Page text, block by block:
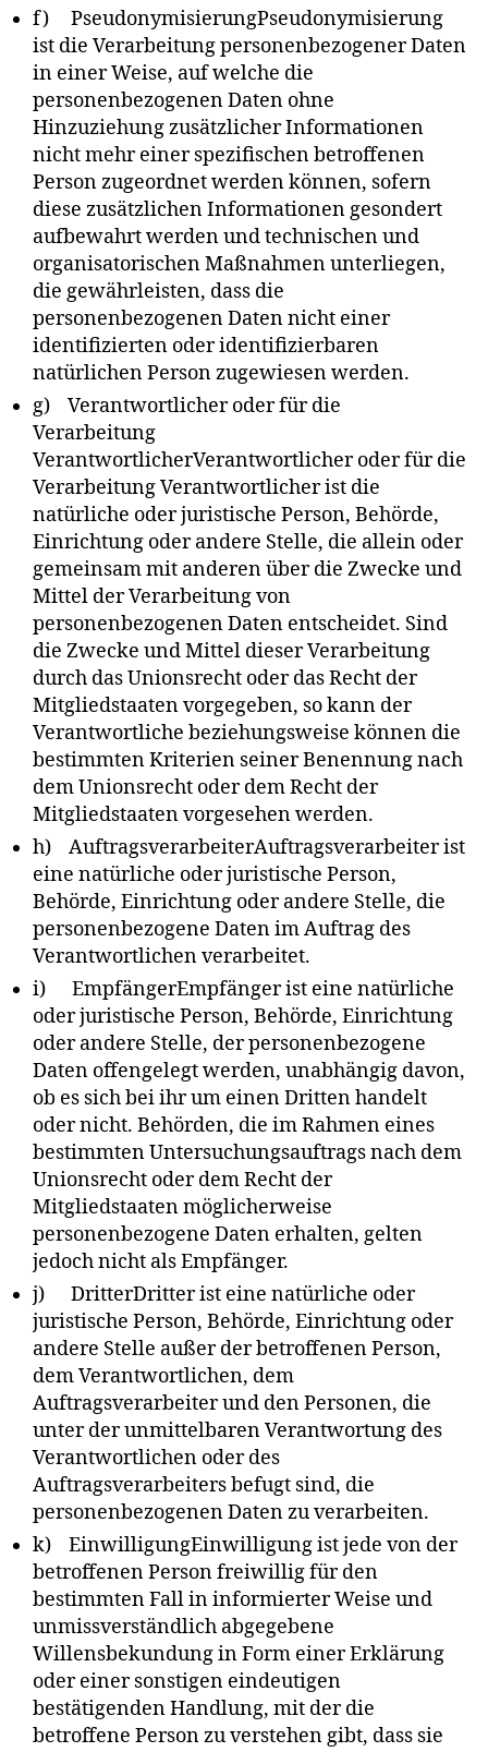
f) PseudonymisierungPseudonymisierung
ist die Verarbeitung personenbezogener Daten
in einer Weise, auf welche die
personenbezogenen Daten ohne
Hinzuziehung zusätzlicher Informationen
nicht mehr einer spezifischen betroffenen
Person zugeordnet werden können, sofern
diese zusätzlichen Informationen gesondert
aufbewahrt werden und technischen und
organisatorischen Maßnahmen unterliegen,
die gewährleisten, dass die
personenbezogenen Daten nicht einer
identifizierten oder identifizierbaren
natürlichen Person zugewiesen werden.
g) Verantwortlicher oder für die
Verarbeitung
VerantwortlicherVerantwortlicher oder für die
Verarbeitung Verantwortlicher ist die
natürliche oder juristische Person, Behörde,
Einrichtung oder andere Stelle, die allein oder
gemeinsam mit anderen über die Zwecke und
Mittel der Verarbeitung von
personenbezogenen Daten entscheidet. Sind
die Zwecke und Mittel dieser Verarbeitung
durch das Unionsrecht oder das Recht der
Mitgliedstaaten vorgegeben, so kann der
Verantwortliche beziehungsweise können die
bestimmten Kriterien seiner Benennung nach
dem Unionsrecht oder dem Recht der
Mitgliedstaaten vorgesehen werden.
h) AuftragsverarbeiterAuftragsverarbeiter ist
eine natürliche oder juristische Person,
Behörde, Einrichtung oder andere Stelle, die
personenbezogene Daten im Auftrag des
Verantwortlichen verarbeitet.
i) EmpfängerEmpfänger ist eine natürliche
oder juristische Person, Behörde, Einrichtung
oder andere Stelle, der personenbezogene
Daten offengelegt werden, unabhängig davon,
ob es sich bei ihr um einen Dritten handelt
oder nicht. Behörden, die im Rahmen eines
bestimmten Untersuchungsauftrags nach dem
Unionsrecht oder dem Recht der
Mitgliedstaaten möglicherweise
personenbezogene Daten erhalten, gelten
jedoch nicht als Empfänger.
j) DritterDritter ist eine natürliche oder
juristische Person, Behörde, Einrichtung oder
andere Stelle außer der betroffenen Person,
dem Verantwortlichen, dem
Auftragsverarbeiter und den Personen, die
unter der unmittelbaren Verantwortung des
Verantwortlichen oder des
Auftragsverarbeiters befugt sind, die
personenbezogenen Daten zu verarbeiten.
k) EinwilligungEinwilligung ist jede von der
betroffenen Person freiwillig für den
bestimmten Fall in informierter Weise und
unmissverständlich abgegebene
Willensbekundung in Form einer Erklärung
oder einer sonstigen eindeutigen
bestätigenden Handlung, mit der die
betroffene Person zu verstehen gibt, dass sie